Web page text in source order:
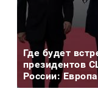
Где будет
президентов
России: